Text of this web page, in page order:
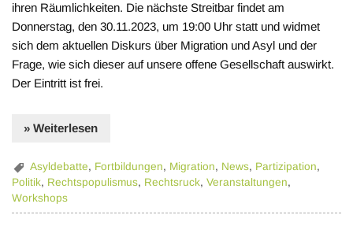
ihren Räumlichkeiten. Die nächste Streitbar findet am
Donnerstag, den 30.11.2023, um 19:00 Uhr statt und widmet
sich dem aktuellen Diskurs über Migration und Asyl und der
Frage, wie sich dieser auf unsere offene Gesellschaft auswirkt.
Der Eintritt ist frei.
» Weiterlesen
Asyldebatte, Fortbildungen, Migration, News, Partizipation,
Politik, Rechtspopulismus, Rechtsruck,Veranstaltungen,
Workshops